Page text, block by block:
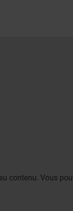
contenu. Vous